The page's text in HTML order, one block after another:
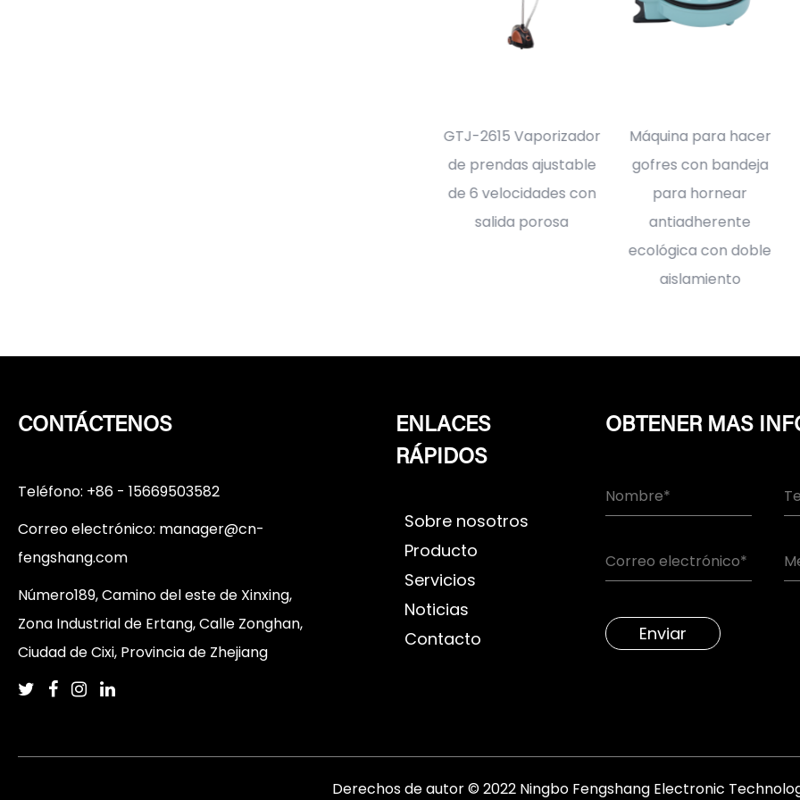
GTJ-2615 Vaporizador
de prendas ajustable
de 6 velocidades con
salida porosa
Máquina para hacer
gofres con bandeja
para hornear
antiadherente
ecológica con doble
aislamiento
CONTÁCTENOS
Teléfono: +86 - 15669503582
Correo electrónico: manager@cn-
fengshang.com
Número189, Camino del este de Xinxing,
Zona Industrial de Ertang, Calle Zonghan,
Ciudad de Cixi, Provincia de Zhejiang
ENLACES
RÁPIDOS
Sobre nosotros
Producto
Servicios
Noticias
Contacto
OBTENER MAS
Enviar
Derechos de autor © 2022 Ningbo Fengshang Electronic